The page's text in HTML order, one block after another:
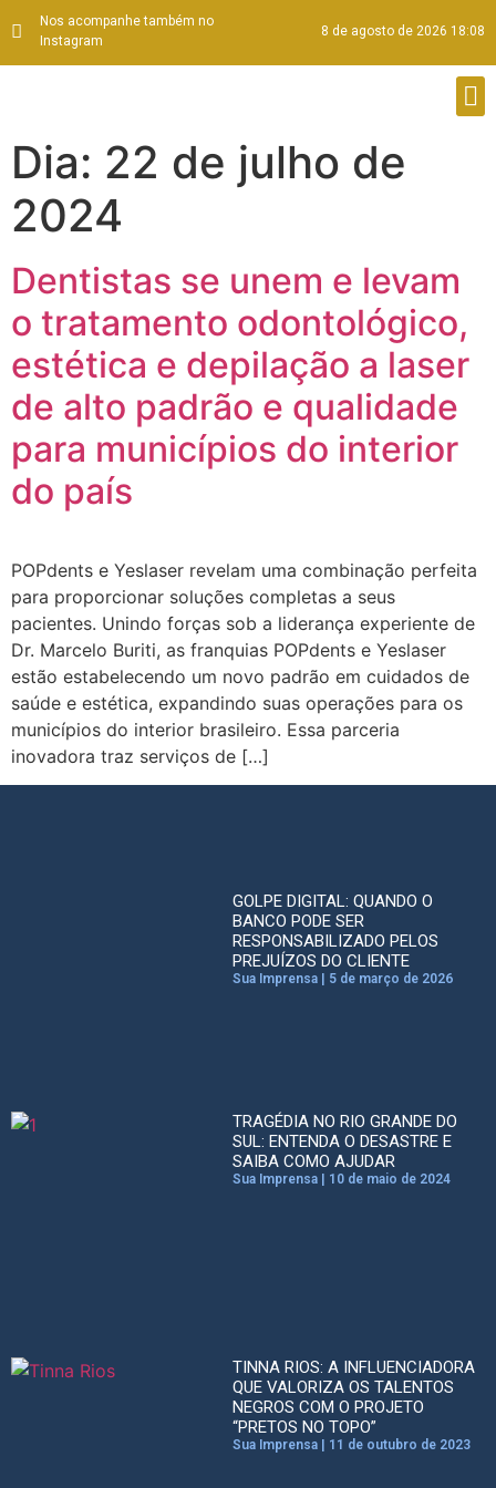
Nos acompanhe também no
Instagram
8 de agosto de 2026 18:08
Dia: 22 de julho de
2024
Dentistas se unem e levam
o tratamento odontológico,
estética e depilação a laser
de alto padrão e qualidade
para municípios do interior
do país
POPdents e Yeslaser revelam uma combinação perfeita
para proporcionar soluções completas a seus
pacientes. Unindo forças sob a liderança experiente de
Dr. Marcelo Buriti, as franquias POPdents e Yeslaser
estão estabelecendo um novo padrão em cuidados de
saúde e estética, expandindo suas operações para os
municípios do interior brasileiro. Essa parceria
inovadora traz serviços de […]
GOLPE DIGITAL: QUANDO O
BANCO PODE SER
RESPONSABILIZADO PELOS
PREJUÍZOS DO CLIENTE
Sua Imprensa 5 de março de 2026
TRAGÉDIA NO RIO GRANDE DO
SUL: ENTENDA O DESASTRE E
SAIBA COMO AJUDAR
Sua Imprensa 10 de maio de 2024
TINNA RIOS: A INFLUENCIADORA
QUE VALORIZA OS TALENTOS
NEGROS COM O PROJETO
“PRETOS NO TOPO”
Sua Imprensa 11 de outubro de 2023